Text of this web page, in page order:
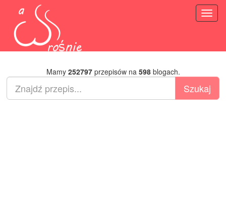
Mamy 252797przepisów na 598blogach.